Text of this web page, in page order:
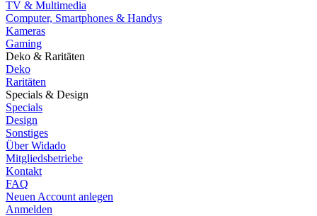
TV & Multimedia
Computer, Smartphones & Handys
Kameras
Gaming
Deko & Raritäten
Deko
Raritäten
Specials & Design
Specials
Design
Sonstiges
Über Widado
Mitgliedsbetriebe
Kontakt
FAQ
Neuen Account anlegen
Anmelden